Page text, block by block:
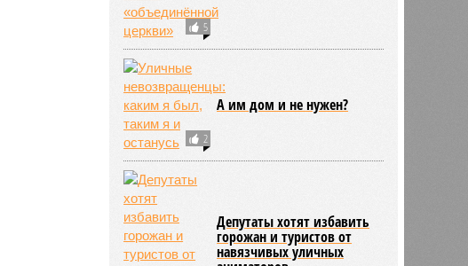
5
2
А им дом и не нужен?
Депутаты хотят избавить
горожан и туристов от
навязчивых уличных